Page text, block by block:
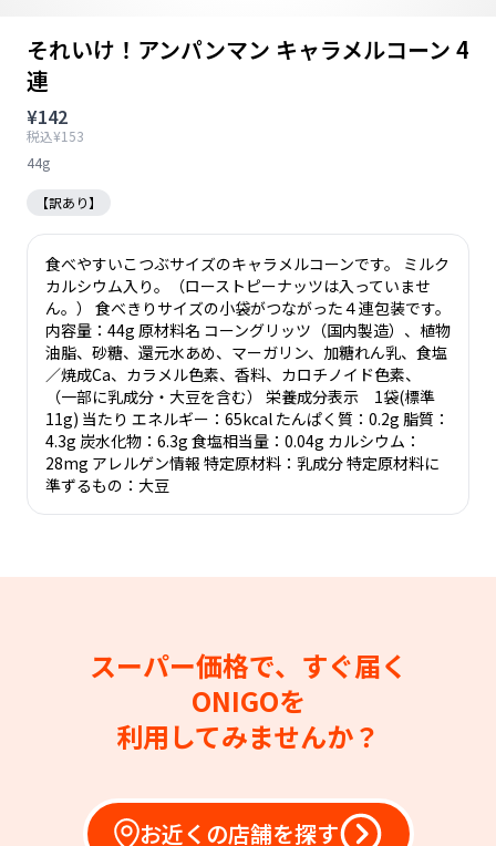
それいけ！アンパンマン キャラメルコーン 4
連
¥142
税込¥153
44g
【訳あり】
食べやすいこつぶサイズのキャラメルコーンです。 ミルク
カルシウム入り。（ローストピーナッツは入っていませ
ん。） 食べきりサイズの小袋がつながった４連包装です。
内容量：44g 原材料名 コーングリッツ（国内製造）、植物
油脂、砂糖、還元水あめ、マーガリン、加糖れん乳、食塩
／焼成Ca、カラメル色素、香料、カロチノイド色素、
（一部に乳成分・大豆を含む） 栄養成分表示 1袋(標準
11g) 当たり エネルギー：65kcal たんぱく質：0.2g 脂質：
4.3g 炭水化物：6.3g 食塩相当量：0.04g カルシウム：
28mg アレルゲン情報 特定原材料：乳成分 特定原材料に
準ずるもの：大豆
スーパー価格で、すぐ届く
ONIGOを
利用してみませんか？
お近くの店舗を探す